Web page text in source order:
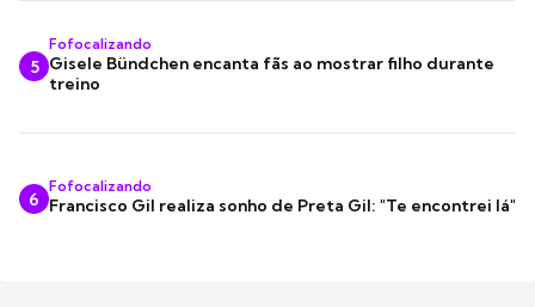
5
Fofocalizando
Gisele Bündchen encanta fãs ao mostrar filho durante
treino
6
Fofocalizando
Francisco Gil realiza sonho de Preta Gil: "Te encontrei lá"